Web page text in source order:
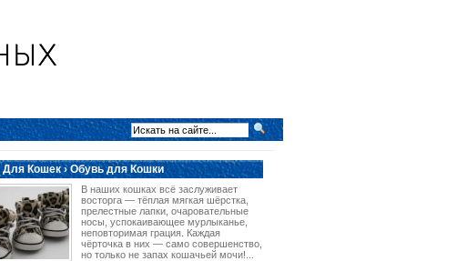
Для Кошек › Обувь для Кошки
В наших кошках всё заслуживает
восторга — тёплая мягкая шёрстка,
прелестные лапки, очаровательные
носы, успокаивающее мурлыканье,
неповторимая грация. Каждая
чёрточка в них — само совершенство,
но только не запах кошачьей мочи!...